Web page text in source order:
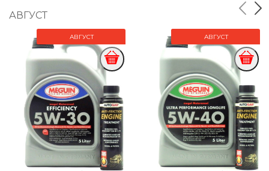
АВГУСТ
АВГУСТ АВГУСТ